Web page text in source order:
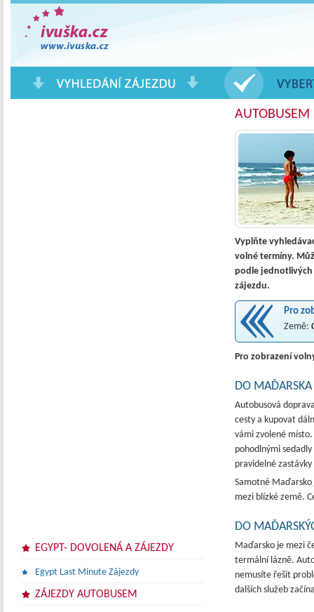
Pobytové Zájezdy a Eurovíkendy
EGYPT- DOVOLENÁ A ZÁJEZDY
Egypt Last Minute Zájezdy
ZÁJEZDY AUTOBUSEM
AUTOBUSEM
Vyplňte
volné termíny.
podle
zájezdu.
Pro
Země:
Pro zobrazení
DO
Autobusová
cesty a kupovat
vámi zvolené
pohodlnými
pravidelné
Samotné
mezi blízké země.
DO
Maďarsko je mezi
termální lázně.
nemusíte řešit
dalších služeb